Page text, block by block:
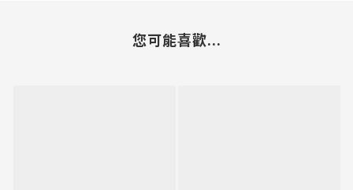
您可能喜歡...